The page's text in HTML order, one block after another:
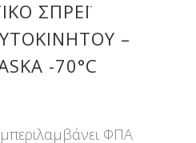
ΣΠΡΈΙ
–
-70°C
ΦΠΑ